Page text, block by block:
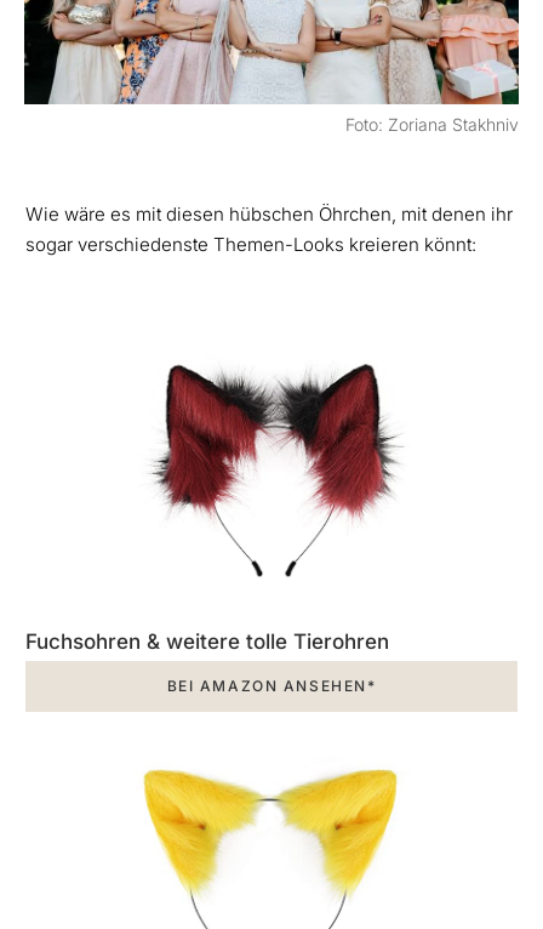
Foto: Zoriana Stakhniv
Wie wäre es mit diesen hübschen Öhrchen, mit denen ihr
sogar verschiedenste Themen-Looks kreieren könnt:
Fuchsohren & weitere tolle Tierohren
BEI AMAZON ANSEHEN*